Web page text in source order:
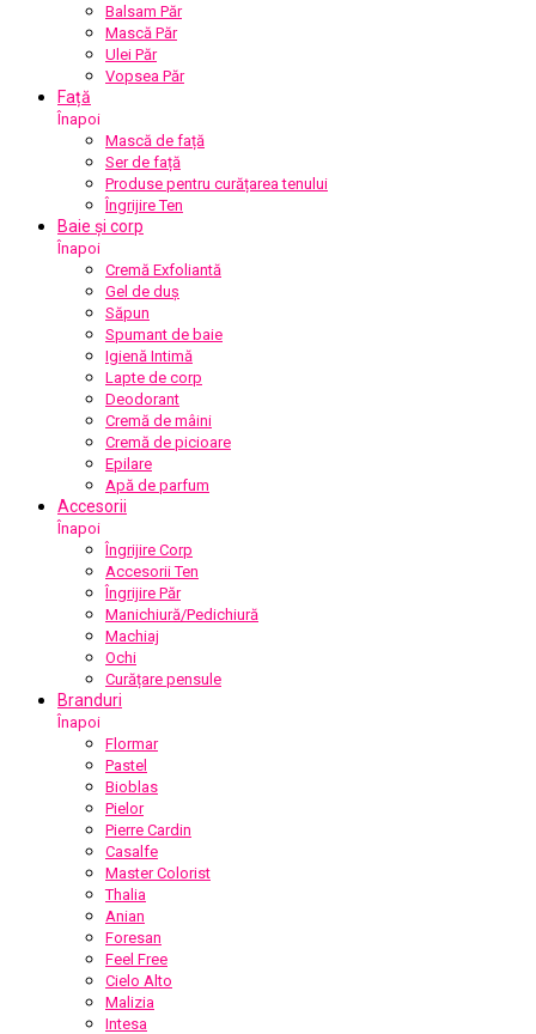
Balsam Păr
Mască Păr
Ulei Păr
Vopsea Păr
Față
Înapoi
Mască de față
Ser de față
Produse pentru curățarea tenului
Îngrijire Ten
Baie și corp
Înapoi
Cremă Exfoliantă
Gel de duș
Săpun
Spumant de baie
Igienă Intimă
Lapte de corp
Deodorant
Cremă de mâini
Cremă de picioare
Epilare
Apă de parfum
Accesorii
Înapoi
Îngrijire Corp
Accesorii Ten
Îngrijire Păr
Manichiură/Pedichiură
Machiaj
Ochi
Curățare pensule
Branduri
Înapoi
Flormar
Pastel
Bioblas
Pielor
Pierre Cardin
Casalfe
Master Colorist
Thalia
Anian
Foresan
Feel Free
Cielo Alto
Malizia
Intesa